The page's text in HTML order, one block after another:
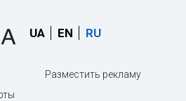
UA EN RU
Разместить рекламу